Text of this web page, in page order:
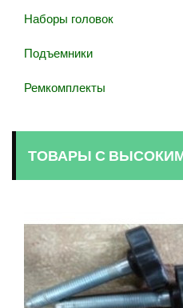
Наборы головок
Подъемники
Ремкомплекты
ТОВАРЫ С